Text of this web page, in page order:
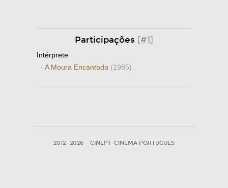
Participações [#1]
Intérprete
· A Moura Encantada (1985)
2012—2026 CINEPT-CINEMA PORTUGUES